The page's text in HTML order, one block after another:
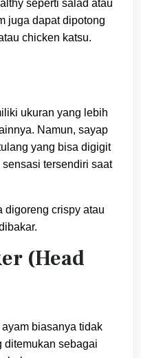
seperti salad atau
juga dapat dipotong
chicken katsu.
ukuran yang lebih
Namun, sayap
yang bisa digigit
tersendiri saat
digoreng crispy atau
(Head
biasanya tidak
ditemukan sebagai